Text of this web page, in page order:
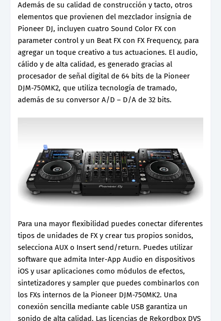
Además de su calidad de construcción y tacto, otros
elementos que provienen del mezclador insignia de
Pioneer DJ, incluyen cuatro Sound Color FX con
parameter control y un Beat FX con FX Frequency, para
agregar un toque creativo a tus actuaciones. El audio,
cálido y de alta calidad, es generado gracias al
procesador de señal digital de 64 bits de la Pioneer
DJM-750MK2, que utiliza tecnología de tramado,
además de su conversor A/D – D/A de 32 bits.
Para una mayor flexibilidad puedes conectar diferentes
tipos de unidades de FX y crear tus propios sonidos,
selecciona AUX o Insert send/return. Puedes utilizar
software que admita Inter-App Audio en dispositivos
iOS y usar aplicaciones como módulos de efectos,
sintetizadores y sampler que puedes combinarlos con
los FXs internos de la Pioneer DJM-750MK2. Una
conexión sencilla mediante cable USB garantiza un
sonido de alta calidad. Las licencias de Rekordbox DVS